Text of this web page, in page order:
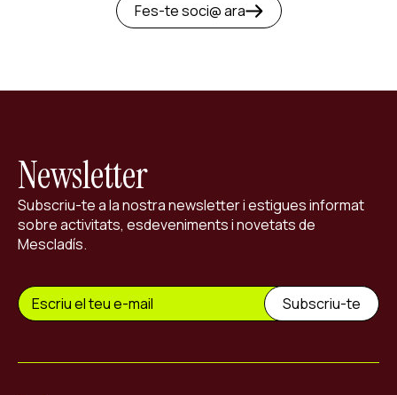
Fes-te soci@ ara
Newsletter
Subscriu-te a la nostra newsletter i estigues informat
sobre activitats, esdeveniments i novetats de
Mescladís.